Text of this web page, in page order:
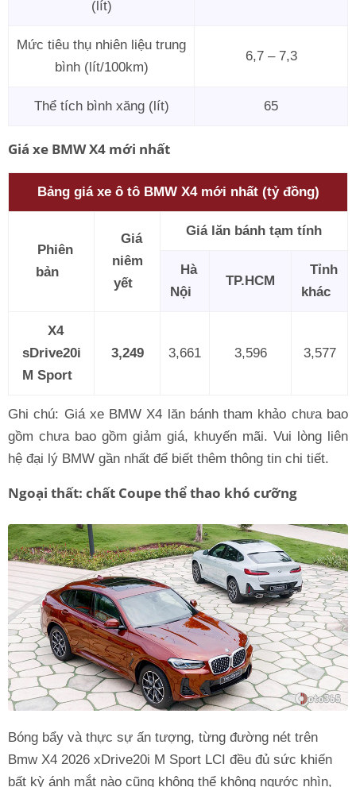
(lít)
Mức tiêu thụ nhiên liệu trung
bình (lít/100km)
6,7 – 7,3
Thể tích bình xăng (lít) 65
Giá xe BMW X4 mới nhất
Bảng giá xe ô tô BMW X4 mới nhất (tỷ đồng)
Phiên
bản
Giá
niêm
yết
Giá lăn bánh tạm tính
Hà
Nội
TP.HCM
Tỉnh
khác
X4
sDrive20i
M Sport
3,249 3,661 3,596 3,577
Ghi chú: Giá xe BMW X4 lăn bánh tham khảo chưa bao
gồm chưa bao gồm giảm giá, khuyến mãi. Vui lòng liên
hệ đại lý BMW gần nhất để biết thêm thông tin chi tiết.
Ngoại thất: chất Coupe thể thao khó cưỡng
Bóng bẩy và thực sự ấn tượng, từng đường nét trên
Bmw X4 2026 xDrive20i M Sport LCI đều đủ sức khiến
bất kỳ ánh mắt nào cũng không thể không ngước nhìn,